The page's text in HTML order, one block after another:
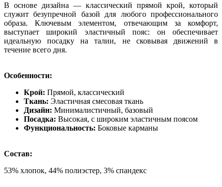
В основе дизайна — классический прямой крой, который
служит безупречной базой для любого профессионального
образа. Ключевым элементом, отвечающим за комфорт,
выступает широкий эластичный пояс: он обеспечивает
идеальную посадку на талии, не сковывая движений в
течение всего дня.
Особенности:
Крой: Прямой, классический
Ткань: Эластичная смесовая ткань
Дизайн: Минималистичный, базовый
Посадка: Высокая, с широким эластичным поясом
Функциональность: Боковые карманы
Состав:
53% хлопок, 44% полиэстер, 3% спандекс